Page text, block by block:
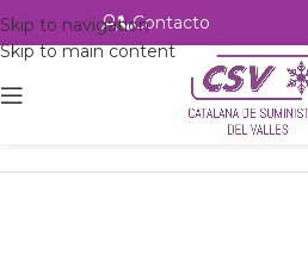
Skip to navigation
Skip to main content
Contacto
Refrigeración Filtros